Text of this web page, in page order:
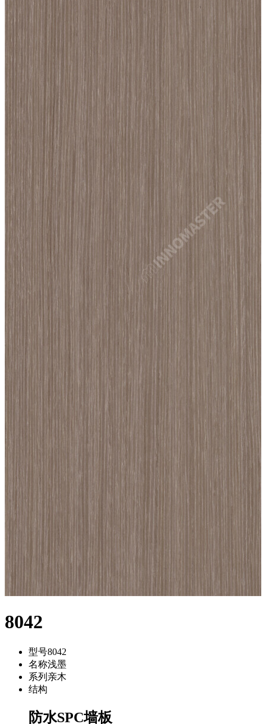
8042
型号8042
名称浅墨
系列 亲木
结构
防水SPC墙板